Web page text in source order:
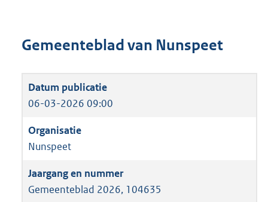
Gemeenteblad van Nunspeet
06-03-2026 09:00
Nunspeet
Gemeenteblad 2026, 104635